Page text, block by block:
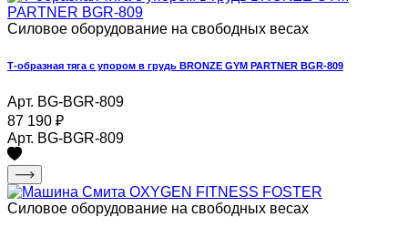
Силовое оборудование на свободных весах
Т-образная тяга с упором в грудь BRONZE GYM PARTNER BGR-809
Арт. BG-BGR-809
87 190 ₽
Арт. BG-BGR-809
Силовое оборудование на свободных весах